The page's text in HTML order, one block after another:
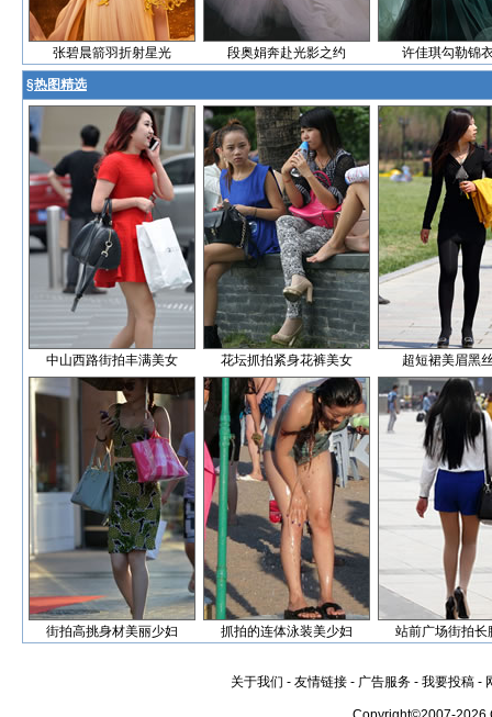
张碧晨箭羽折射星光 段奥娟奔赴光影之约 许佳琪勾勒锦
§热图精选
中山西路街拍丰满美女 花坛抓拍紧身花裤美女 超短裙美眉黑
街拍高挑身材美丽少妇 抓拍的连体泳装美少妇 站前广场街拍长
关于我们 - 友情链接 - 广告服务 - 我要投稿 -